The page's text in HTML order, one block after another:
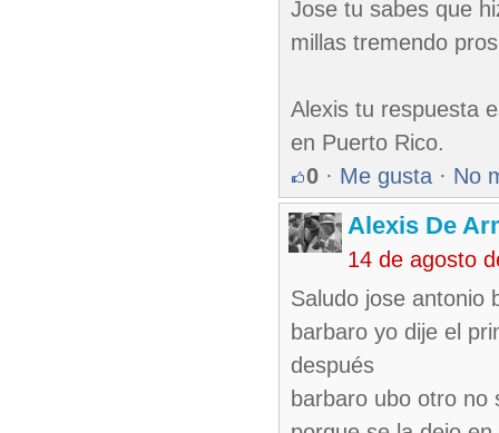
Jose tu sabes que
millas tremendo
Alexis tu respuesta
en Puerto Rico.
0 · Me gusta · No
Alexis De
14 de agosto
Saludo jose antonio
barbaro yo dije el
después
barbaro ubo otro no